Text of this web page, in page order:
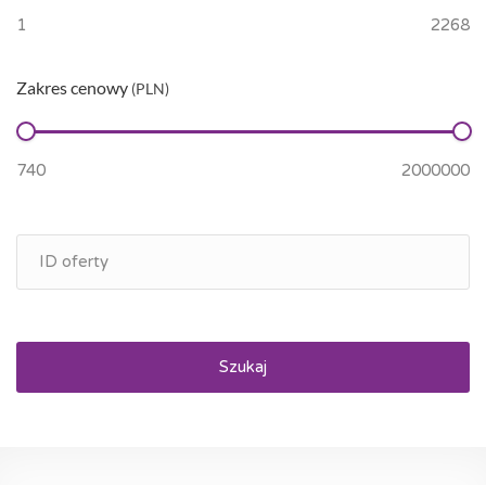
Zakres cenowy (PLN)
Szukaj